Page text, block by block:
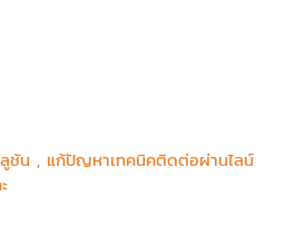
ชัน , แก้ปัญหาเทคนิคติดต่อผ่านไลน์
Ltd.